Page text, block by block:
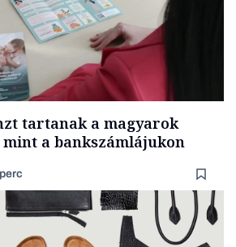
tartanak a magyarok
a bankszámlájukon